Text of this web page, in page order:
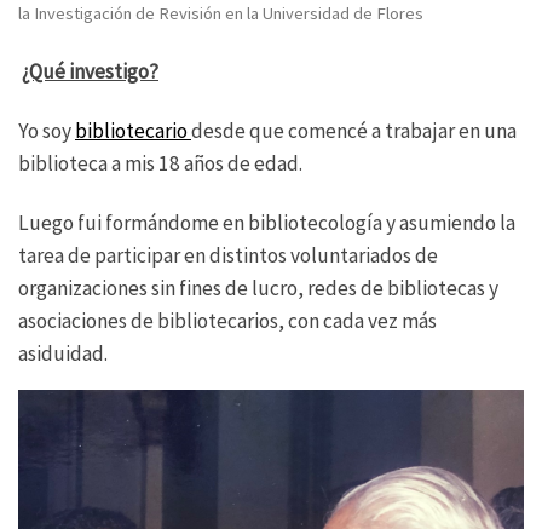
la Investigación de Revisión en la Universidad de Flores
¿Qué investigo?
Yo soybibliotecariodesde que comencé a trabajar en una
biblioteca a mis 18 años de edad.
Luego fui formándome en bibliotecología y asumiendo la
tarea de participar en distintos voluntariados de
organizaciones sin fines de lucro, redes de bibliotecas y
asociaciones de bibliotecarios, con cada vez más
asiduidad.